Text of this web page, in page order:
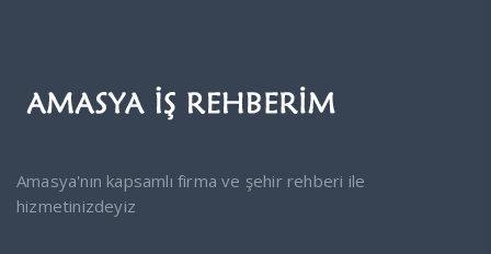
Amasya'nın kapsamlı firma ve şehir rehberi ile
hizmetinizdeyiz